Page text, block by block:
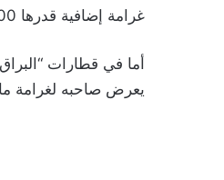
غرامة إضافية قدرها 100 درهم.
أما في قطارات
يعرض صاحبه لغرامة مالية